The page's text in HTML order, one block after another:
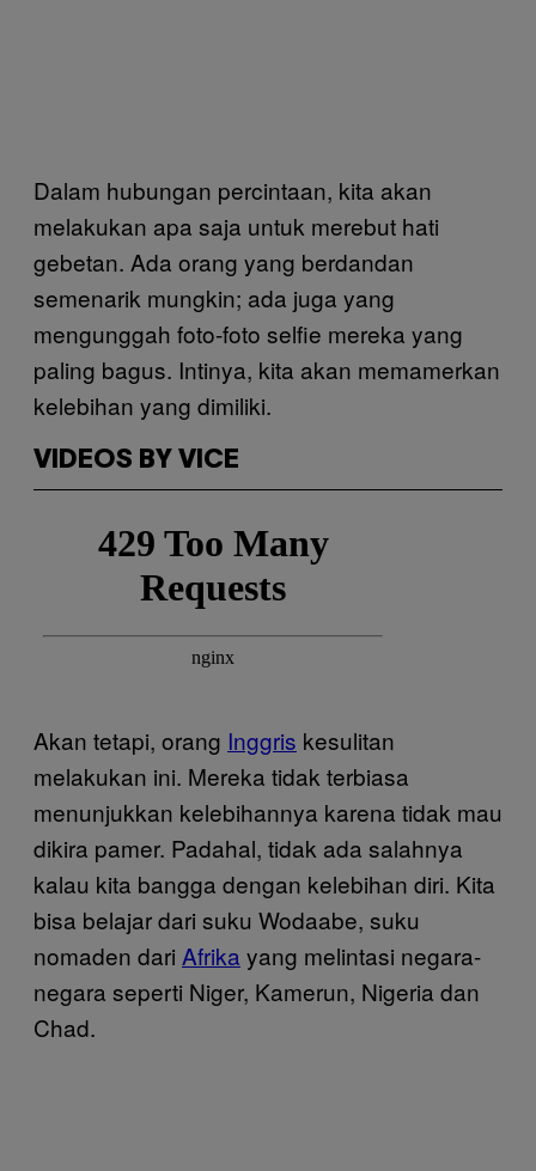
Dalam hubungan percintaan, kita akan
melakukan apa saja untuk merebut hati
gebetan. Ada orang yang berdandan
semenarik mungkin; ada juga yang
mengunggah foto-foto selfie mereka yang
paling bagus. Intinya, kita akan memamerkan
kelebihan yang dimiliki.
VIDEOS BY VICE
Akan tetapi, orang Inggris kesulitan
melakukan ini. Mereka tidak terbiasa
menunjukkan kelebihannya karena tidak mau
dikira pamer. Padahal, tidak ada salahnya
kalau kita bangga dengan kelebihan diri. Kita
bisa belajar dari suku Wodaabe, suku
nomaden dari Afrika yang melintasi negara-
negara seperti Niger, Kamerun, Nigeria dan
Chad.